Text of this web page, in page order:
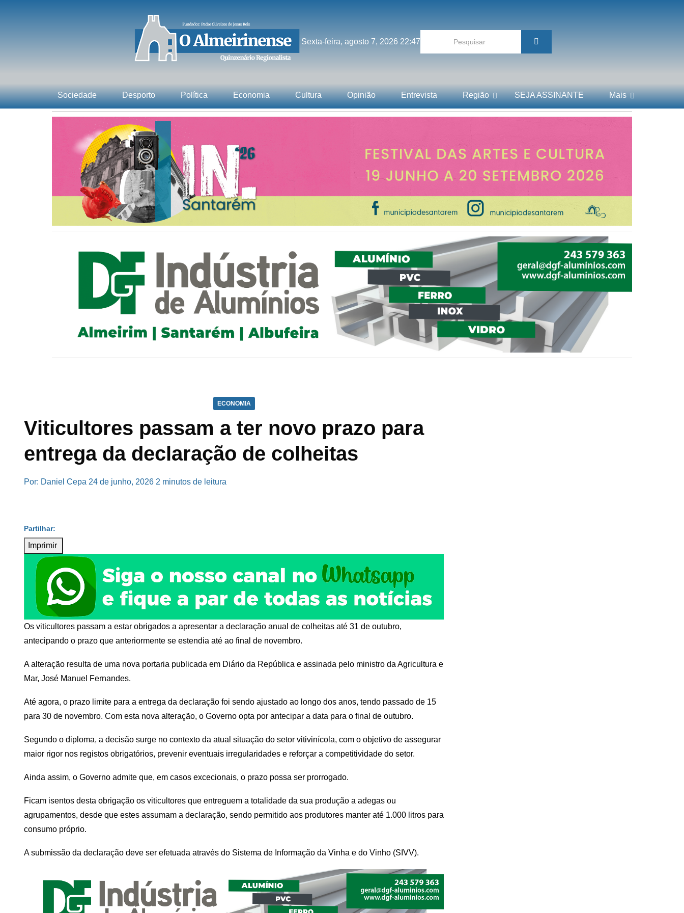
Sexta-feira, agosto 7, 2026 22:47
Sociedade Desporto Política Economia Cultura Opinião Entrevista Região SEJA ASSINANTE Mais
ECONOMIA
Viticultores passam a ter novo prazo para
entrega da declaração de colheitas
Por: Daniel Cepa 24 de junho, 2026 2 minutos de leitura
Imprimir
Os viticultores passam a estar obrigados a apresentar a declaração anual de colheitas até 31 de outubro,
antecipando o prazo que anteriormente se estendia até ao final de novembro.
A alteração resulta de uma nova portaria publicada em Diário da República e assinada pelo ministro da Agricultura e
Mar, José Manuel Fernandes.
Até agora, o prazo limite para a entrega da declaração foi sendo ajustado ao longo dos anos, tendo passado de 15
para 30 de novembro. Com esta nova alteração, o Governo opta por antecipar a data para o final de outubro.
Segundo o diploma, a decisão surge no contexto da atual situação do setor vitivinícola, com o objetivo de assegurar
maior rigor nos registos obrigatórios, prevenir eventuais irregularidades e reforçar a competitividade do setor.
Ainda assim, o Governo admite que, em casos excecionais, o prazo possa ser prorrogado.
Ficam isentos desta obrigação os viticultores que entreguem a totalidade da sua produção a adegas ou
agrupamentos, desde que estes assumam a declaração, sendo permitido aos produtores manter até 1.000 litros para
consumo próprio.
A submissão da declaração deve ser efetuada através do Sistema de Informação da Vinha e do Vinho (SIVV).